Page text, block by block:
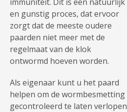
en gunstig proces, dat ervoor
zorgt dat de meeste oudere
paarden niet meer met de
regelmaat van de klok
ontwormd hoeven worden.
Als eigenaar kunt u het paard
helpen om de wormbesmetting
gecontroleerd te laten verlopen